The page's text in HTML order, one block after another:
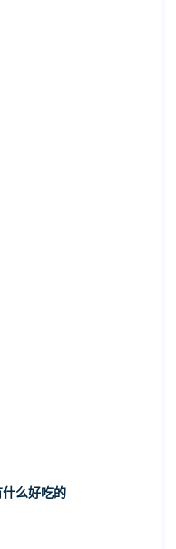
么好吃的